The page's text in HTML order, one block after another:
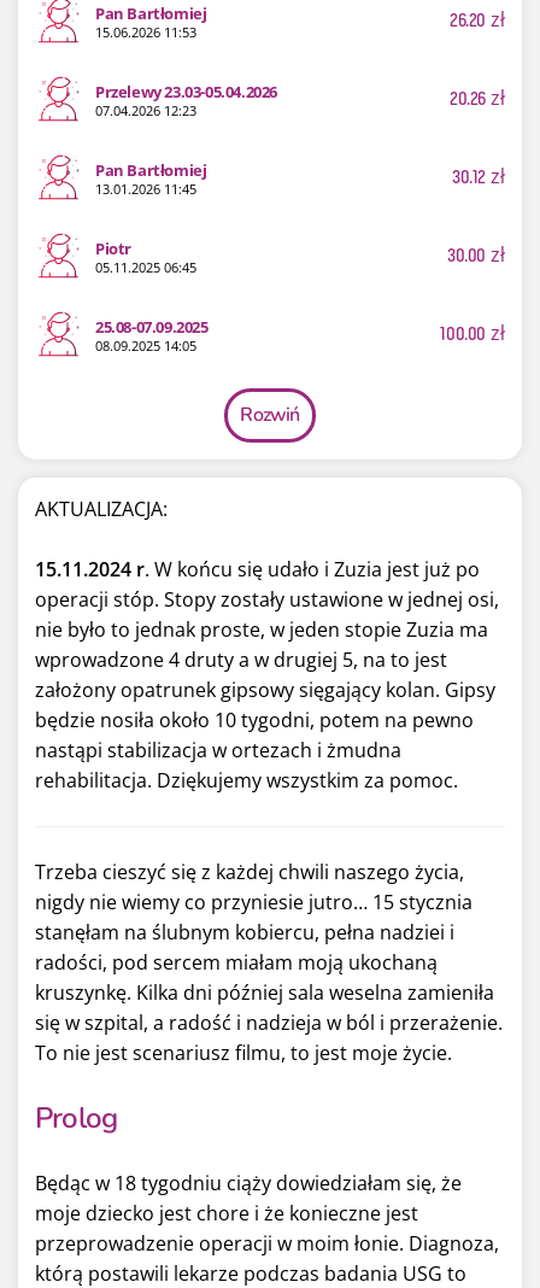
Pan Bartłomiej
15.06.2026 11:53 26.20 zł
Przelewy 23.03-05.04.2026
07.04.2026 12:23 20.26zł
Pan Bartłomiej
13.01.2026 11:45 30.12zł
Piotr
05.11.2025 06:45 30.00 zł
25.08-07.09.2025
08.09.2025 14:05 100.00 zł
Rozwiń
AKTUALIZACJA:
15.11.2024 r. W końcu się udało i Zuzia jest już po
operacji stóp. Stopy zostały ustawione w jednej osi,
nie było to jednak proste, w jeden stopie Zuzia ma
wprowadzone 4 druty a w drugiej 5, na to jest
założony opatrunek gipsowy sięgający kolan. Gipsy
będzie nosiła około 10 tygodni, potem na pewno
nastąpi stabilizacja w ortezach i żmudna
rehabilitacja. Dziękujemy wszystkim za pomoc.
Trzeba cieszyć się z każdej chwili naszego życia,
nigdy nie wiemy co przyniesie jutro… 15 stycznia
stanęłam na ślubnym kobiercu, pełna nadziei i
radości, pod sercem miałam moją ukochaną
kruszynkę. Kilka dni później sala weselna zamieniła
się w szpital, a radość i nadzieja w ból i przerażenie.
To nie jest scenariusz filmu, to jest moje życie.
Prolog
Będąc w 18 tygodniu ciąży dowiedziałam się, że
moje dziecko jest chore i że konieczne jest
przeprowadzenie operacji w moim łonie. Diagnoza,
którą postawili lekarze podczas badania USG to